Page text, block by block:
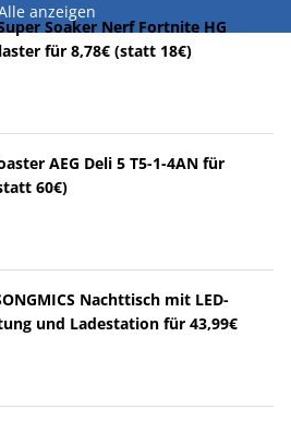
anzeigen
Soaker Nerf Fortnite HG
für 8,78€ (statt 18€)
AEG Deli 5 T5-1-4AN für
60€)
Nachttisch mit LED-
und Ladestation für 43,99€